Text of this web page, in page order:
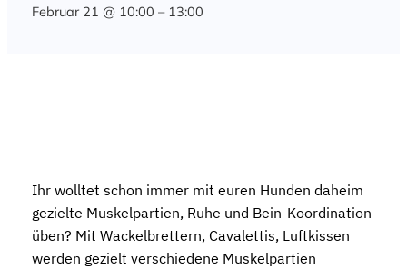
Februar 21 @ 10:00 – 13:00
Ihr wolltet schon immer mit euren Hunden daheim
gezielte Muskelpartien, Ruhe und Bein-Koordination
üben? Mit Wackelbrettern, Cavalettis, Luftkissen
werden gezielt verschiedene Muskelpartien